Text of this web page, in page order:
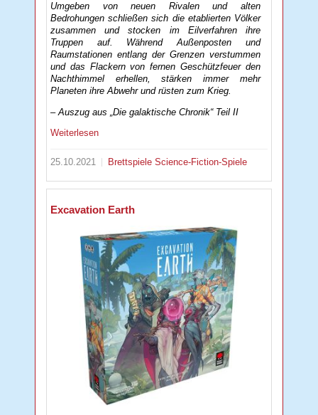
Umgeben von neuen Rivalen und alten
Bedrohungen schließen sich die etablierten Völker
zusammen und stocken im Eilverfahren ihre
Truppen auf. Während Außenposten und
Raumstationen entlang der Grenzen verstummen
und das Flackern von fernen Geschützfeuer den
Nachthimmel erhellen, stärken immer mehr
Planeten ihre Abwehr und rüsten zum Krieg.
– Auszug aus „Die galaktische Chronik“ Teil II
Weiterlesen
25.10.2021 BrettspieleScience-Fiction-Spiele
Excavation Earth